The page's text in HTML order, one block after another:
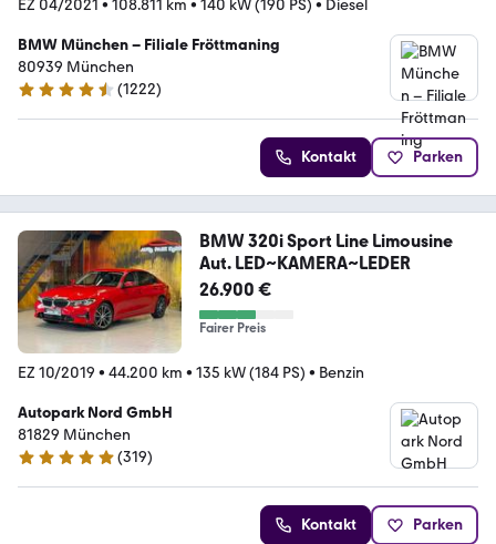
EZ 04/2021 • 108.811 km • 140 kW (190 PS) • Diesel
BMW München – Filiale Fröttmaning
80939 München
4.4 Sterne
(1222)
Kontakt Parken
BMW 320i Sport Line Limousine
Aut. LED~KAMERA~LEDER
26.900 €
Fairer Preis
EZ 10/2019 • 44.200 km • 135 kW (184 PS) • Benzin
Autopark Nord GmbH
81829 München
4.9 Sterne
(319)
Kontakt Parken